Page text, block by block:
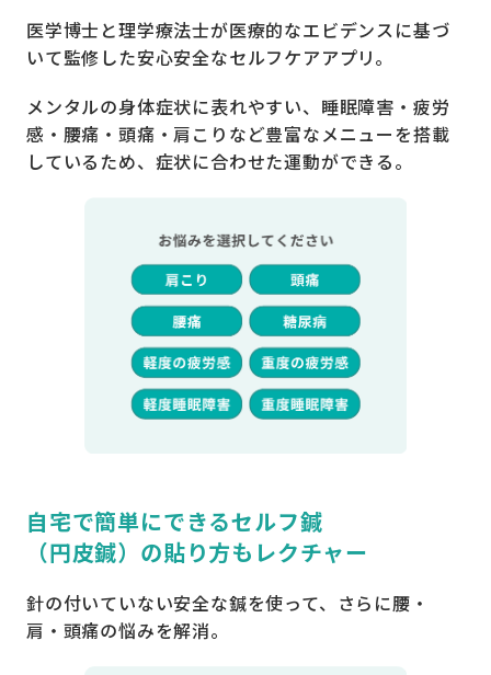
医学博士と理学療法士が医療的なエビデンスに基づ
いて監修した安心安全なセルフケアアプリ。
メンタルの身体症状に表れやすい、睡眠障害・疲労
感・腰痛・頭痛・肩こりなど豊富なメニューを搭載
しているため、症状に合わせた運動ができる。
自宅で簡単にできるセルフ鍼
（円皮鍼）の貼り方もレクチャー
針の付いていない安全な鍼を使って、さらに腰・
肩・頭痛の悩みを解消。